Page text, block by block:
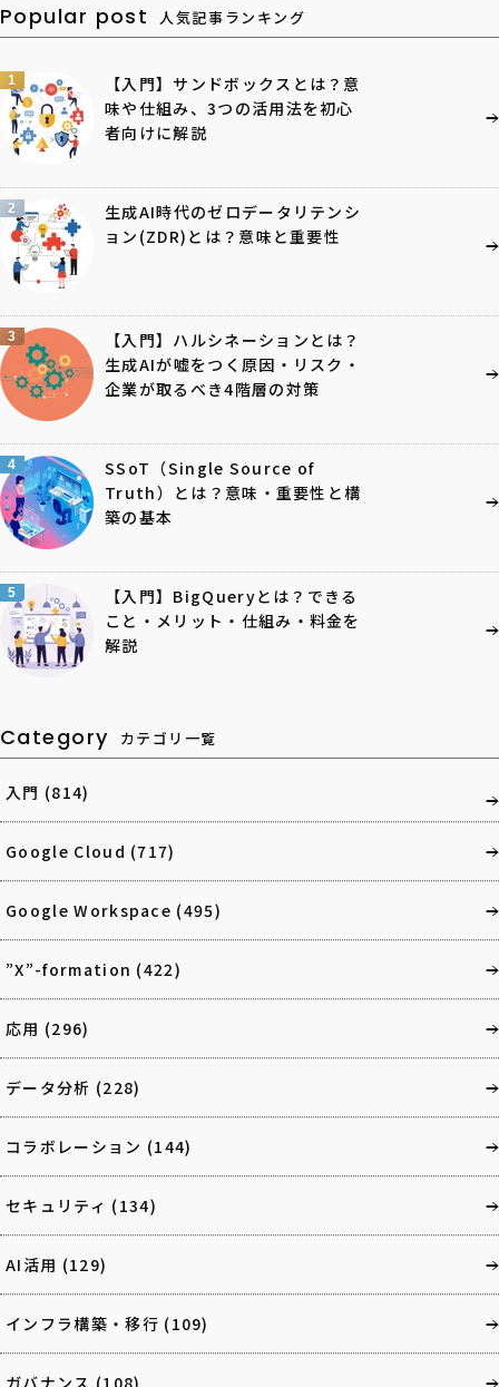
Popular post 人気記事ランキング
1
【入門】サンドボックスとは？意
味や仕組み、3つの活用法を初心
者向けに解説
2
生成AI時代のゼロデータリテンシ
ョン(ZDR)とは？意味と重要性
3
【入門】ハルシネーションとは？
生成AIが嘘をつく原因・リスク・
企業が取るべき4階層の対策
4
SSoT（Single Source of
Truth）とは？意味・重要性と構
築の基本
5
【入門】BigQueryとは？できる
こと・メリット・仕組み・料金を
解説
Category カテゴリ一覧
入門 (814)
Google Cloud (717)
Google Workspace (495)
”X”-formation (422)
応用 (296)
データ分析 (228)
コラボレーション (144)
セキュリティ (134)
AI活用 (129)
インフラ構築・移行 (109)
ガバナンス (108)